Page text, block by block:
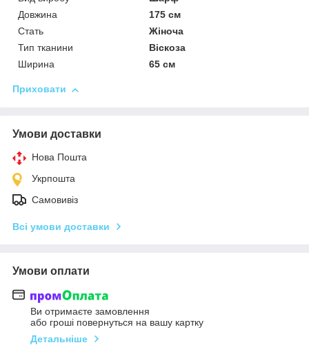
Довжина
175 см
Стать
Жіноча
Тип тканини
Віскоза
Ширина
65 см
Приховати
Умови доставки
Нова Пошта
Укрпошта
Самовивіз
Всі умови доставки
Умови оплати
Ви отримаєте замовлення
або гроші повернуться на вашу картку
Детальніше